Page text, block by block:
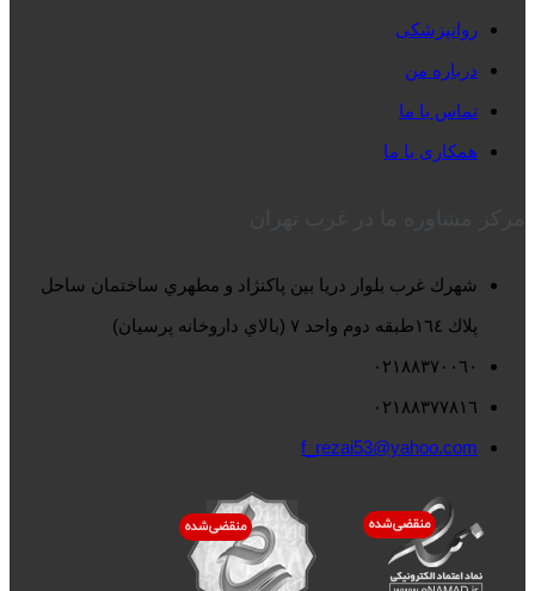
روانپزشکی
درباره من
تماس با ما
همکاری با ما
شهرك غرب بلوار دريا بين پاكنژاد و مطهري ساختمان ساحل
پلاك ١٦٤طبقه دوم واحد ٧ (بالاي داروخانه پرسيان)
٠٢١٨٨٣٧٠٠٦٠
٠٢١٨٨٣٧٧٨١٦
f_rezai53@yahoo.com